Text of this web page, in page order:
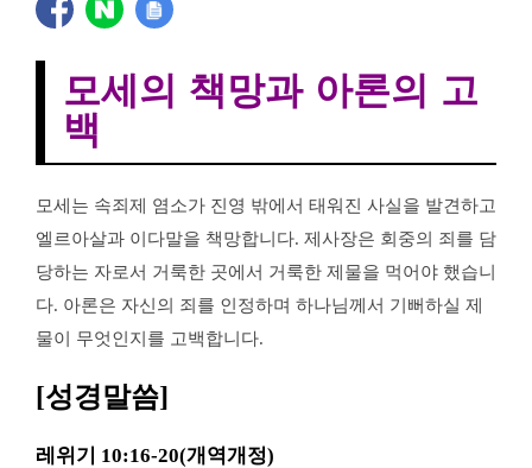
모세의 책망과 아론의 고
백
모세는 속죄제 염소가 진영 밖에서 태워진 사실을 발견하고
엘르아살과 이다말을 책망합니다. 제사장은 회중의 죄를 담
당하는 자로서 거룩한 곳에서 거룩한 제물을 먹어야 했습니
다. 아론은 자신의 죄를 인정하며 하나님께서 기뻐하실 제
물이 무엇인지를 고백합니다.
[성경말씀]
레위기 10:16-20(개역개정)